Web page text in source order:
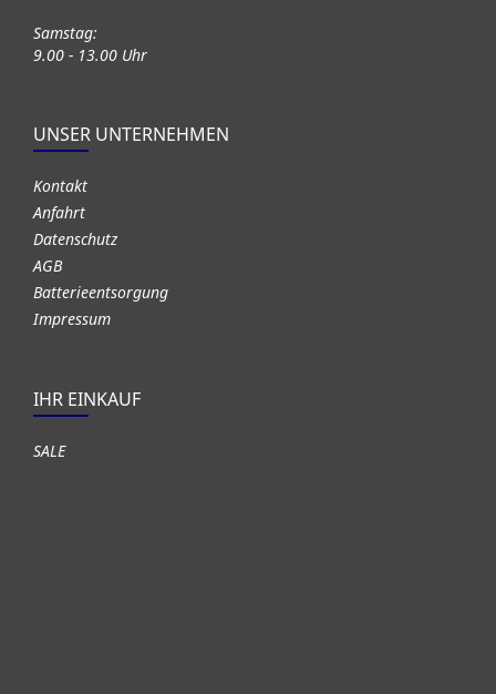
Samstag:
9.00 - 13.00 Uhr
UNSER UNTERNEHMEN
Kontakt
Anfahrt
Datenschutz
AGB
Batterieentsorgung
Impressum
IHR EINKAUF
SALE